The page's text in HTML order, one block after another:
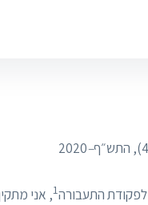
–
2020
1, אני